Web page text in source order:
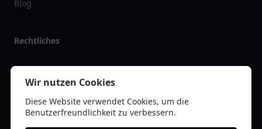
Blog
Rechtliches
Impressum
Datenschutz
Kontakt
Wir nutzen Cookies
Diese Website verwendet Cookies, um die
Benutzerfreundlichkeit zu verbessern.